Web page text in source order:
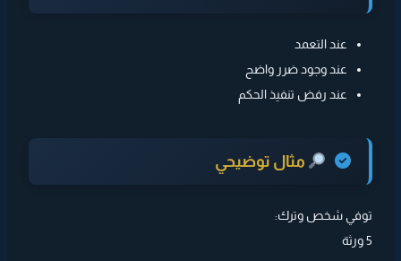
عند التعمد
عند وجود ضرر واضح
عند رفض تنفيذ الحكم
مثال توضيحي
توفي شخص وترك:
5 ورثة